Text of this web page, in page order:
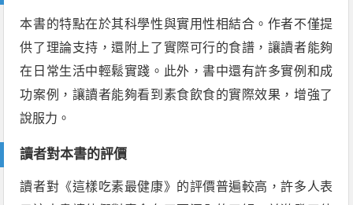
本書的特點在於其科學性與實用性相結合。作者不僅提
供了理論支持，還附上了實際可行的食譜，讓讀者能夠
在日常生活中輕鬆實踐。此外，書中還有許多實例和成
功案例，讓讀者能夠看到素食飲食的實際效果，增強了
說服力。
讀者對本書的評價
讀者對《這樣吃素最健康》的評價普遍較高，許多人表